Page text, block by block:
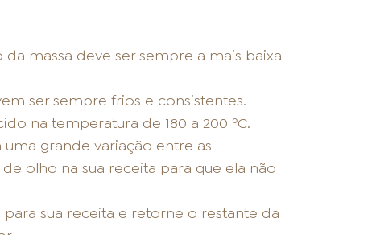
massa deve ser sempre a mais baixa
ser sempre frios e consistentes.
na temperatura de 180 a 200 ºC.
grande variação entre as
olho na sua receita para que ela não
sua receita e retorne o restante da